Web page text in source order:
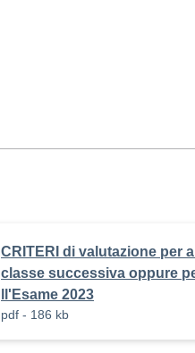
CRITERI di valutazione per
classe successiva oppure
ll'Esame 2023
pdf - 186 kb